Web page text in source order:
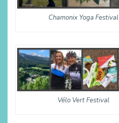
Chamonix Yoga Festival
Vélo Vert Festival